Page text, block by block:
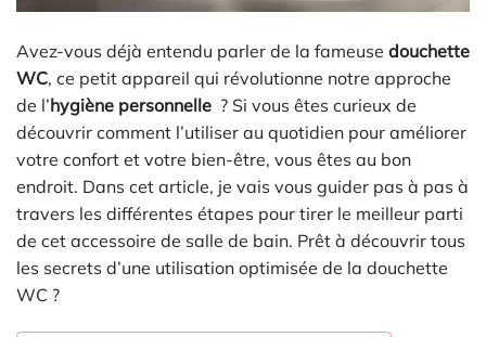
Avez-vous déjà entendu parler de la fameuse douchette
WC, ce petit appareil qui révolutionne notre approche
de l’hygiène personnelle ? Si vous êtes curieux de
découvrir comment l’utiliser au quotidien pour améliorer
votre confort et votre bien-être, vous êtes au bon
endroit. Dans cet article, je vais vous guider pas à pas à
travers les différentes étapes pour tirer le meilleur parti
de cet accessoire de salle de bain. Prêt à découvrir tous
les secrets d’une utilisation optimisée de la douchette
WC ?